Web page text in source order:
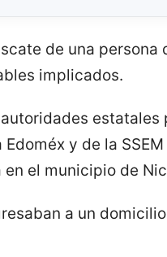
de una persona
implicados.
y de la
el municipio de
a un